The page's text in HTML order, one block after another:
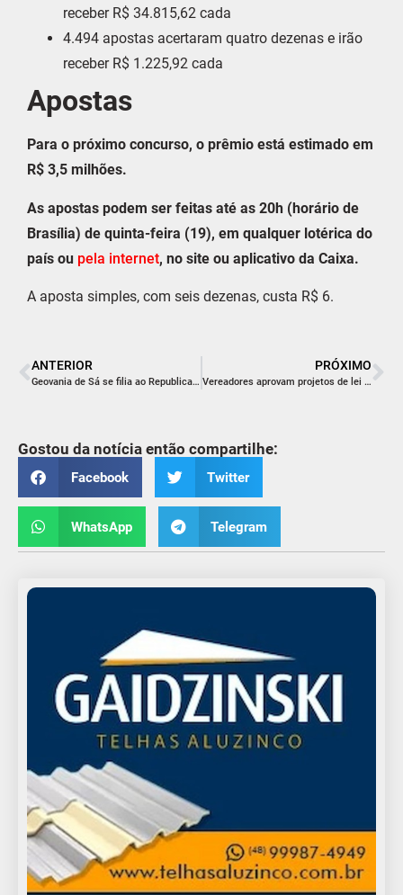
receber R$ 34.815,62 cada
4.494 apostas acertaram quatro dezenas e irão
receber R$ 1.225,92 cada
Apostas
Para o próximo concurso, o prêmio está estimado em
R$ 3,5 milhões.
As apostas podem ser feitas até as 20h (horário de
Brasília) de quinta-feira (19), em qualquer lotérica do
país ou pela internet, no site ou aplicativo da Caixa.
A aposta simples, com seis dezenas, custa R$ 6.
ANTERIOR
Geovania de Sá se filia ao Republicanos em ato realizado em Brasília
PRÓXIMO
Vereadores aprovam projetos de lei visando segurança e qualidade de vida da população
Gostou da notícia então compartilhe:
Facebook Twitter
WhatsApp Telegram